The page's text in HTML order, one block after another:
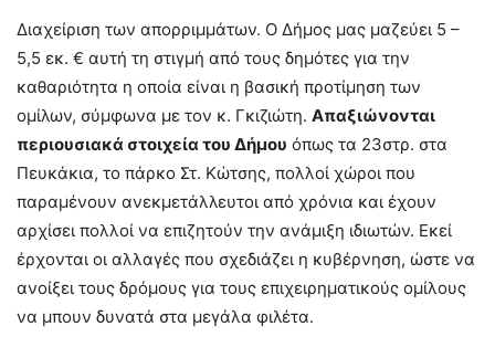
Διαχείριση των απορριμμάτων. Ο Δήμος μας μαζεύει 5 –
5,5 εκ. € αυτή τη στιγμή από τους δημότες για την
καθαριότητα η οποία είναι η βασική προτίμηση των
ομίλων, σύμφωνα με τον κ. Γκιζιώτη. Απαξιώνονται
περιουσιακά στοιχεία του Δήμου όπως τα 23στρ. στα
Πευκάκια, το πάρκο Στ. Κώτσης, πολλοί χώροι που
παραμένουν ανεκμετάλλευτοι από χρόνια και έχουν
αρχίσει πολλοί να επιζητούν την ανάμιξη ιδιωτών. Εκεί
έρχονται οι αλλαγές που σχεδιάζει η κυβέρνηση, ώστε να
ανοίξει τους δρόμους για τους επιχειρηματικούς ομίλους
να μπουν δυνατά στα μεγάλα φιλέτα.